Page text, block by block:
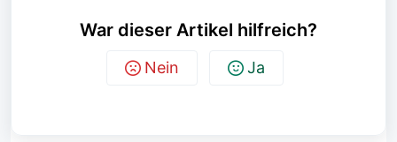
War dieser Artikel hilfreich?
Nein Ja